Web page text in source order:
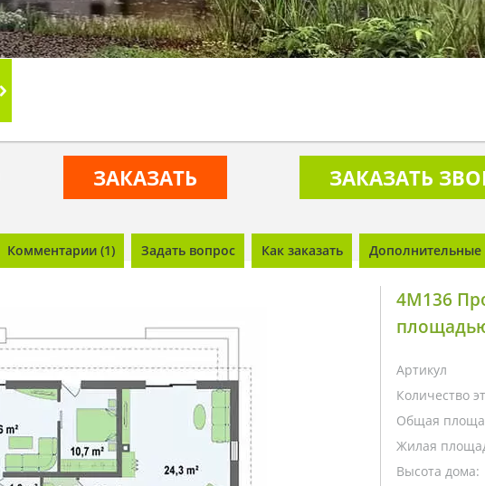
ЗАКАЗАТЬ ЗАКАЗАТЬ
Комментарии (1) Задать вопрос Как заказать Дополнительные
4M136
Артикул
Количество
Общая
Жилая
Высота дома: